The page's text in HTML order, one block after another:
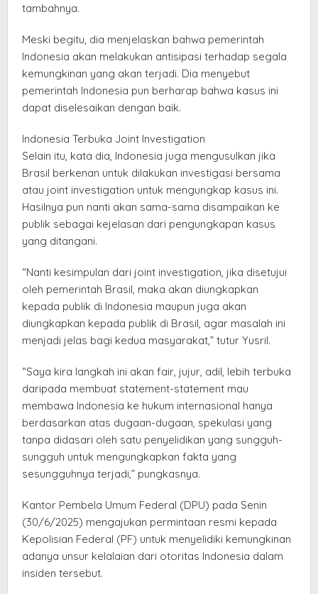
tambahnya.
Meski begitu, dia menjelaskan bahwa pemerintah
Indonesia akan melakukan antisipasi terhadap segala
kemungkinan yang akan terjadi. Dia menyebut
pemerintah Indonesia pun berharap bahwa kasus ini
dapat diselesaikan dengan baik.
Indonesia Terbuka Joint Investigation
Selain itu, kata dia, Indonesia juga mengusulkan jika
Brasil berkenan untuk dilakukan investigasi bersama
atau joint investigation untuk mengungkap kasus ini.
Hasilnya pun nanti akan sama-sama disampaikan ke
publik sebagai kejelasan dari pengungkapan kasus
yang ditangani.
“Nanti kesimpulan dari joint investigation, jika disetujui
oleh pemerintah Brasil, maka akan diungkapkan
kepada publik di Indonesia maupun juga akan
diungkapkan kepada publik di Brasil, agar masalah ini
menjadi jelas bagi kedua masyarakat,” tutur Yusril.
“Saya kira langkah ini akan fair, jujur, adil, lebih terbuka
daripada membuat statement-statement mau
membawa Indonesia ke hukum internasional hanya
berdasarkan atas dugaan-dugaan, spekulasi yang
tanpa didasari oleh satu penyelidikan yang sungguh-
sungguh untuk mengungkapkan fakta yang
sesungguhnya terjadi,” pungkasnya.
Kantor Pembela Umum Federal (DPU) pada Senin
(30/6/2025) mengajukan permintaan resmi kepada
Kepolisian Federal (PF) untuk menyelidiki kemungkinan
adanya unsur kelalaian dari otoritas Indonesia dalam
insiden tersebut.